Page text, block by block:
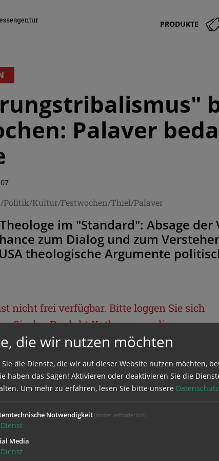
PRODUKTE
Palaver
Politik/Kultur/Festwochen/Thiel/Palaver
im "Standard": Absage
zum Dialog und zum
theologische Argumente
nicht frei verfügbar. Bitte loggen Sie sich
Sie das ProduktKathpress_online.
sich mit Ihrem Benutzernamen und
die wir nutzen möchten
Sie die Dienste, die wir auf dieser Website nutzen möchten,
haben das Sagen! Aktivieren oder deaktivieren Sie die
Um mehr zu erfahren, lesen Sie bitte unsere
Notwendigkeit (immer erforderlich)
Dienst
Media
Dienst